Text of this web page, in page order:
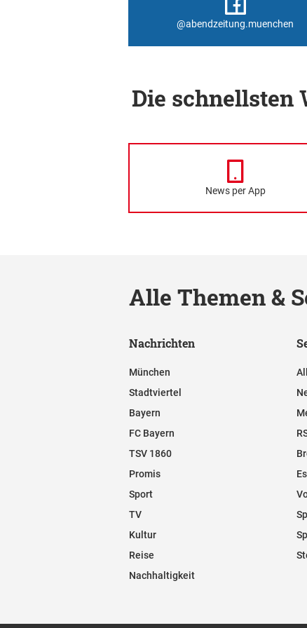
@abendzeitung.muenchen
Die schnellsten
News per App
Alle Themen &
Nachrichten
München
Stadtviertel
Bayern
FC Bayern
TSV 1860
Promis
Sport
TV
Kultur
Reise
Nachhaltigkeit